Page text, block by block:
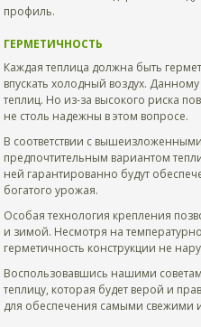
профиль.
ГЕРМЕТИЧНОСТЬ
Каждая теплица должна быть
впускать холодный воздух.
теплиц. Но из-за высокого риска
не столь надежны в этом вопросе.
В соответствии с
предпочтительным вариантом
ней гарантированно будут
богатого урожая.
Особая технология крепления
и зимой. Несмотря на
герметичность конструкции не
Воспользовавшись нашими
теплицу, которая будет верой и
для обеспечения самыми свежими